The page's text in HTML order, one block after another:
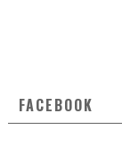
FACEBOOK